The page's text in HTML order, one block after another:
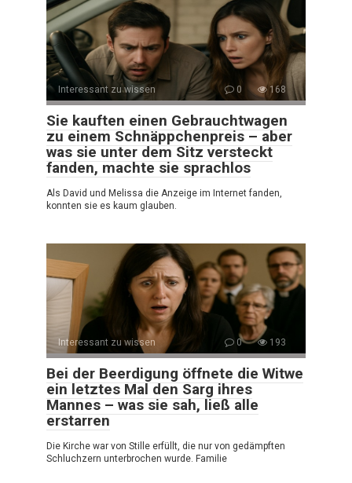
Interessant zu wissen 0 168
Sie kauften einen Gebrauchtwagen
zu einem Schnäppchenpreis – aber
was sie unter dem Sitz versteckt
fanden, machte sie sprachlos
Als David und Melissa die Anzeige im Internet fanden,
konnten sie es kaum glauben.
Interessant zu wissen 0 193
Bei der Beerdigung öffnete die Witwe
ein letztes Mal den Sarg ihres
Mannes – was sie sah, ließ alle
erstarren
Die Kirche war von Stille erfüllt, die nur von gedämpften
Schluchzern unterbrochen wurde. Familie